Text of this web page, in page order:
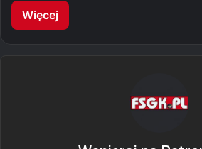
Więcej